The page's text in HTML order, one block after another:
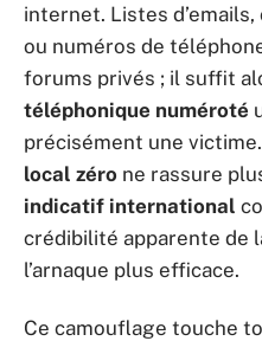
internet. Listes
ou numéros de
forums privés ; il suffit
téléphonique numéroté
précisément une
local zéro ne rassure
indicatif international
crédibilité apparente de
l’arnaque plus efficace.
Ce camouflage touche